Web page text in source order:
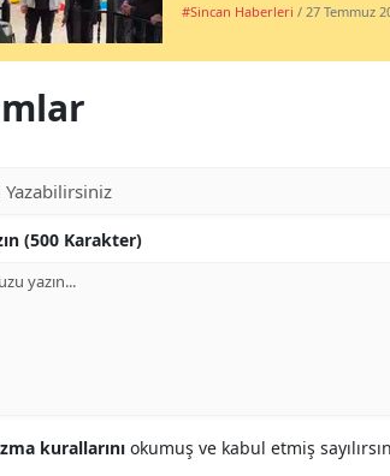
#Sincan Haberleri / 27 Temmuz
(500 Karakter)
kurallarını okumuş ve kabul etmiş